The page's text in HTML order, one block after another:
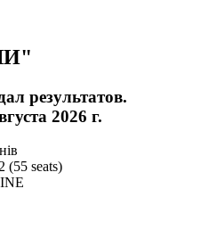
результатов.
2026 г.
(55 seats)